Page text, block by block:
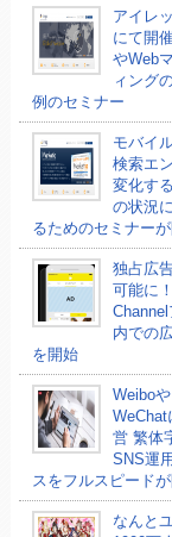
アイレ
にて開
やWeb
ィング
例のセミナー
モバイ
検索エ
変化す
の状況
るためのセミナー
独占広
可能に
Channel
内での
を開始
Weiboや
WeChat
営 繁体
SNS運
スをフルスピード
なんと